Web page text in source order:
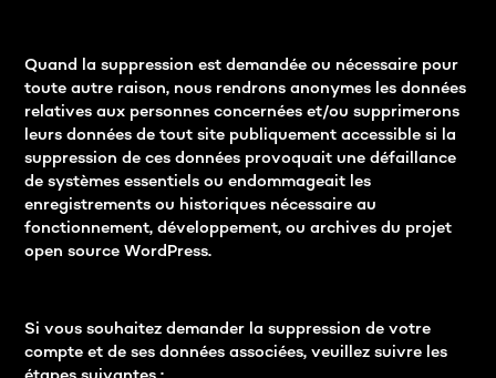
Quand la suppression est demandée ou nécessaire pour
toute autre raison, nous rendrons anonymes les données
relatives aux personnes concernées et/ou supprimerons
leurs données de tout site publiquement accessible si la
suppression de ces données provoquait une défaillance
de systèmes essentiels ou endommageait les
enregistrements ou historiques nécessaire au
fonctionnement, développement, ou archives du projet
open source WordPress.
Si vous souhaitez demander la suppression de votre
compte et de ses données associées, veuillez suivre les